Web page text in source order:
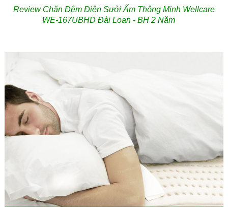
Review Chăn Đệm Điện Sưởi Ấm Thông Minh Wellcare
WE-167UBHD Đài Loan - BH 2 Năm